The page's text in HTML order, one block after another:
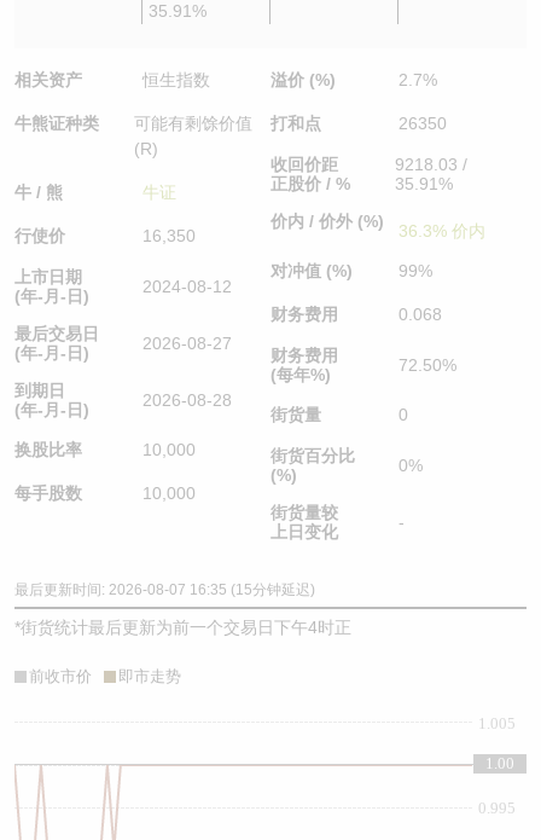
35.91%
相关资产 恒生指数
牛熊证种类
可能有剩馀价值
(R)
牛 / 熊 牛证
行使价 16,350
上市日期
(年-月-日)
2024-08-12
最后交易日
(年-月-日)
2026-08-27
到期日
(年-月-日)
2026-08-28
换股比率 10,000
每手股数 10,000
溢价 (%) 2.7%
打和点 26350
收回价距
正股价 / %
9218.03 /
35.91%
价内 / 价外 (%)
36.3% 价内
对冲值 (%) 99%
财务费用 0.068
财务费用
(每年%)
72.50%
街货量 0
街货百分比
(%)
0%
街货量较
上日变化
-
最后更新时间: 2026-08-07 16:35 (15分钟延迟)
*街货统计最后更新为前一个交易日下午4时正
前收市价 即市走势
0.995
1.005
1.00